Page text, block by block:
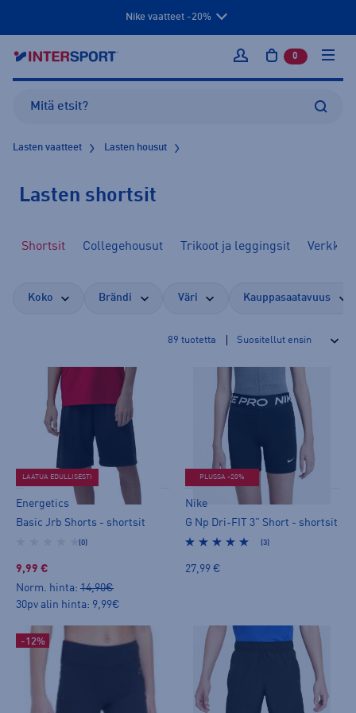
Nike vaatteet -20%
Kirjaudu sisään
0 tuotetta
Lasten vaatteet Lasten housut
Lasten shortsit
Shortsit Collegehousut Trikoot ja leggingsit
Koko Brändi Väri Kauppasaatavuus
89 tuotetta
LAATUA EDULLISESTI
Energetics
Basic Jrb Shorts - shortsit
(0)
9,99 €
Norm. hinta: 14,90€
30pv alin hinta: 9,99€
PLUSSA -20%
Nike
G Np Dri-FIT 3" Short - shortsit
(3)
27,99 €
-12%